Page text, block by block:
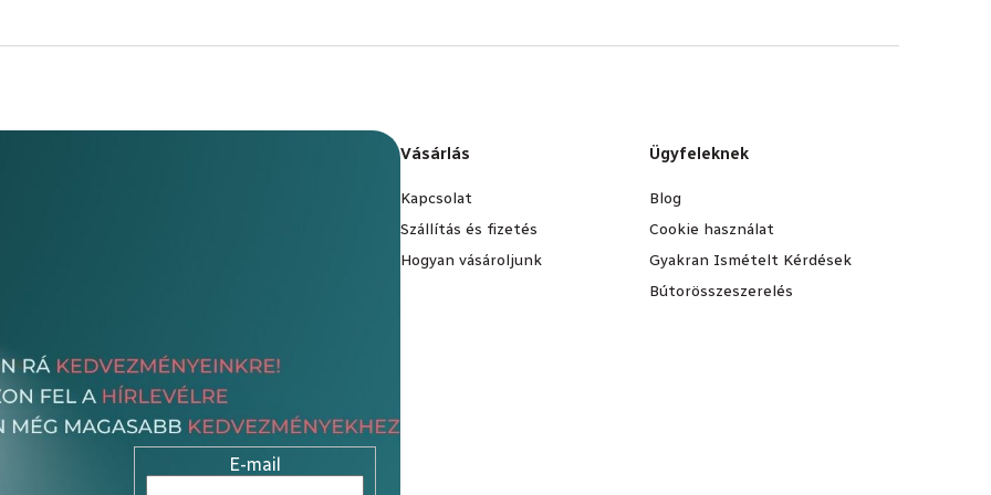
E-mail
Vásárlás
Kapcsolat
Szállítás és fizetés
Hogyan vásároljunk
Ügyfeleknek
Blog
Cookie használat
Gyakran Ismételt Kérdések
Bútorösszeszerelés